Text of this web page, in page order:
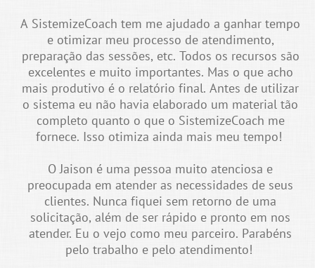
A SistemizeCoach tem me ajudado a ganhar tempo
e otimizar meu processo de atendimento,
preparação das sessões, etc. Todos os recursos são
excelentes e muito importantes. Mas o que acho
mais produtivo é o relatório final. Antes de utilizar
o sistema eu não havia elaborado um material tão
completo quanto o que o SistemizeCoach me
fornece. Isso otimiza ainda mais meu tempo!
O Jaison é uma pessoa muito atenciosa e
preocupada em atender as necessidades de seus
clientes. Nunca fiquei sem retorno de uma
solicitação, além de ser rápido e pronto em nos
atender. Eu o vejo como meu parceiro. Parabéns
pelo trabalho e pelo atendimento!